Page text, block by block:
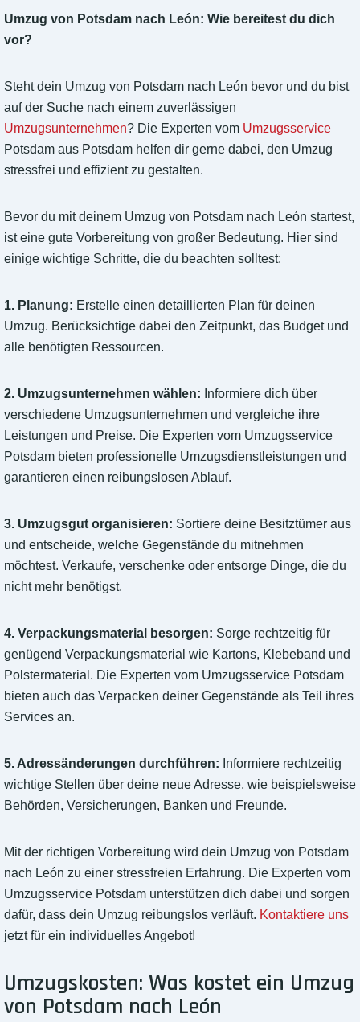
Umzug von Potsdam nach León: Wie bereitest du dich
vor?
Steht dein Umzug von Potsdam nach León bevor und du bist
auf der Suche nach einem zuverlässigen
Umzugsunternehmen? Die Experten vom Umzugsservice
Potsdam aus Potsdam helfen dir gerne dabei, den Umzug
stressfrei und effizient zu gestalten.
Bevor du mit deinem Umzug von Potsdam nach León startest,
ist eine gute Vorbereitung von großer Bedeutung. Hier sind
einige wichtige Schritte, die du beachten solltest:
1. Planung: Erstelle einen detaillierten Plan für deinen
Umzug. Berücksichtige dabei den Zeitpunkt, das Budget und
alle benötigten Ressourcen.
2. Umzugsunternehmen wählen: Informiere dich über
verschiedene Umzugsunternehmen und vergleiche ihre
Leistungen und Preise. Die Experten vom Umzugsservice
Potsdam bieten professionelle Umzugsdienstleistungen und
garantieren einen reibungslosen Ablauf.
3. Umzugsgut organisieren: Sortiere deine Besitztümer aus
und entscheide, welche Gegenstände du mitnehmen
möchtest. Verkaufe, verschenke oder entsorge Dinge, die du
nicht mehr benötigst.
4. Verpackungsmaterial besorgen: Sorge rechtzeitig für
genügend Verpackungsmaterial wie Kartons, Klebeband und
Polstermaterial. Die Experten vom Umzugsservice Potsdam
bieten auch das Verpacken deiner Gegenstände als Teil ihres
Services an.
5. Adressänderungen durchführen: Informiere rechtzeitig
wichtige Stellen über deine neue Adresse, wie beispielsweise
Behörden, Versicherungen, Banken und Freunde.
Mit der richtigen Vorbereitung wird dein Umzug von Potsdam
nach León zu einer stressfreien Erfahrung. Die Experten vom
Umzugsservice Potsdam unterstützen dich dabei und sorgen
dafür, dass dein Umzug reibungslos verläuft. Kontaktiere uns
jetzt für ein individuelles Angebot!
Umzugskosten: Was kostet ein Umzug
von Potsdam nach León